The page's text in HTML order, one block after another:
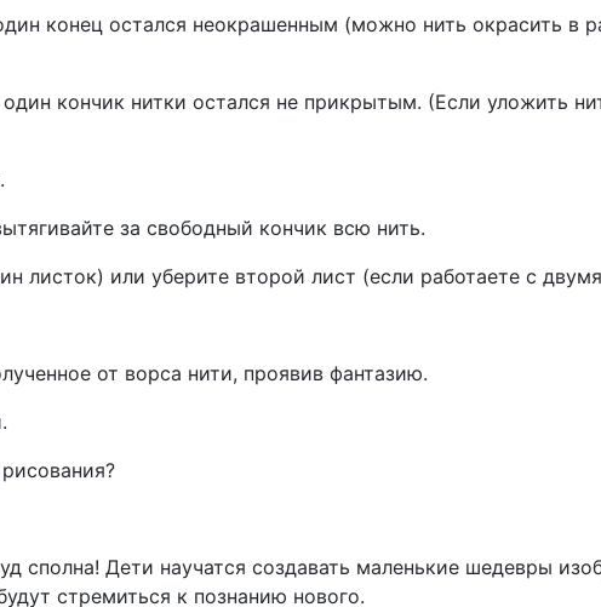
конец остался неокрашенным (можно нить окрасить в
кончик нитки остался не прикрытым. (Если уложить
за свободный кончик всю нить.
листок) или уберите второй лист (если работаете с
от ворса нити, проявив фантазию.
сполна! Дети научатся создавать маленькие шедевры
стремиться к познанию нового.